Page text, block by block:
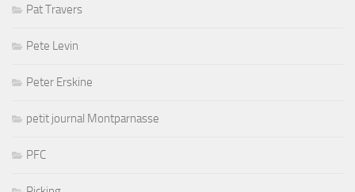
Pat Travers
Pete Levin
Peter Erskine
petit journal Montparnasse
PFC